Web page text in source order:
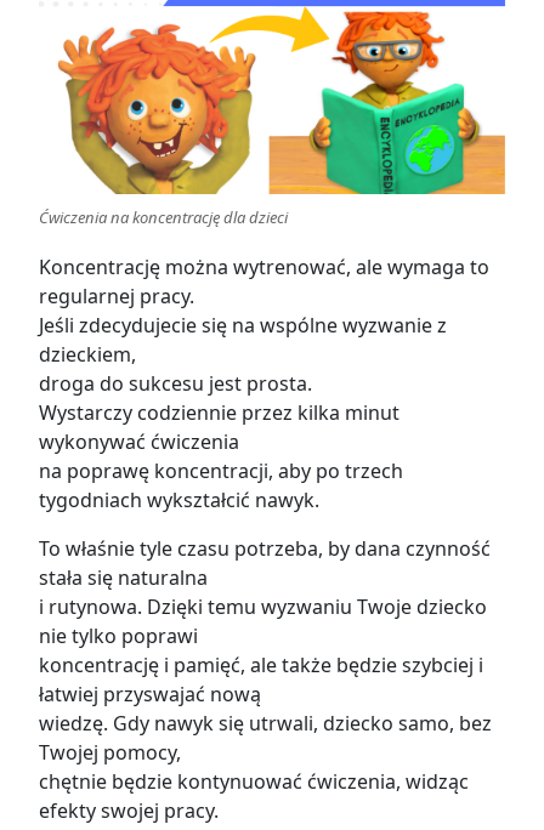
Ćwiczenia na koncentrację dla dzieci
Koncentrację można wytrenować, ale wymaga to
regularnej pracy.
Jeśli zdecydujecie się na wspólne wyzwanie z
dzieckiem,
droga do sukcesu jest prosta.
Wystarczy codziennie przez kilka minut
wykonywać ćwiczenia
na poprawę koncentracji, aby po trzech
tygodniach wykształcić nawyk.
To właśnie tyle czasu potrzeba, by dana czynność
stała się naturalna
i rutynowa. Dzięki temu wyzwaniu Twoje dziecko
nie tylko poprawi
koncentrację i pamięć, ale także będzie szybciej i
łatwiej przyswajać nową
wiedzę. Gdy nawyk się utrwali, dziecko samo, bez
Twojej pomocy,
chętnie będzie kontynuować ćwiczenia, widząc
efekty swojej pracy.